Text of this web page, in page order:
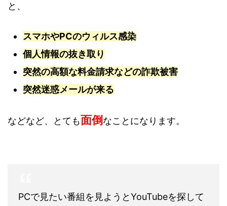
と、
スマホやPCのウィルス感染
個人情報の抜き取り
突然の高額な料金請求などの詐欺被害
突然迷惑メールが来る
などなど、とても面倒なことになります。
PCで見たい番組を見ようとYouTubeを探して